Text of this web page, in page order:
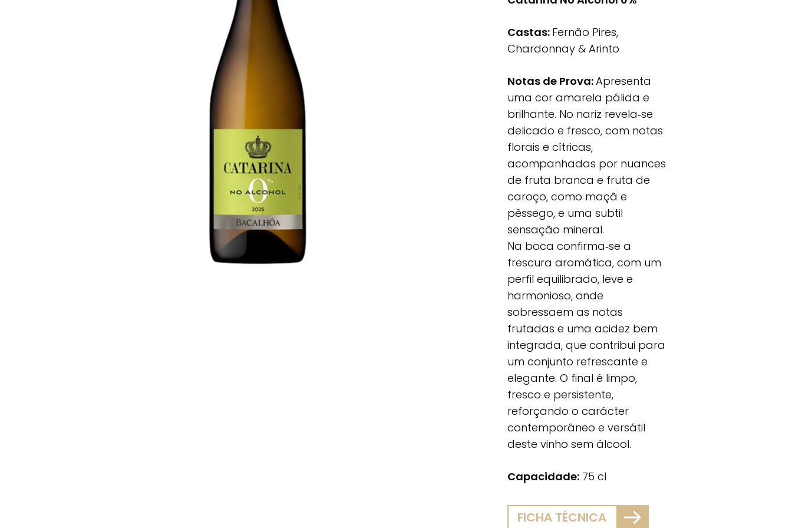
Castas: Fernão Pires,
Chardonnay & Arinto
Notas de Prova:Apresenta
uma cor amarela pálida e
brilhante. No nariz revela‑se
delicado e fresco, com notas
florais e cítricas,
acompanhadas por nuances
de fruta branca e fruta de
caroço, como maçã e
pêssego, e uma subtil
sensação mineral.
Na boca confirma‑se a
frescura aromática, com um
perfil equilibrado, leve e
harmonioso, onde
sobressaem as notas
frutadas e uma acidez bem
integrada, que contribui para
um conjunto refrescante e
elegante. O final é limpo,
fresco e persistente,
reforçando o carácter
contemporâneo e versátil
deste vinho sem álcool.
Capacidade: 75 cl
FICHA TÉCNICA